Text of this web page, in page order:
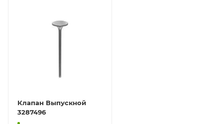
Клапан Выпускной
3287496